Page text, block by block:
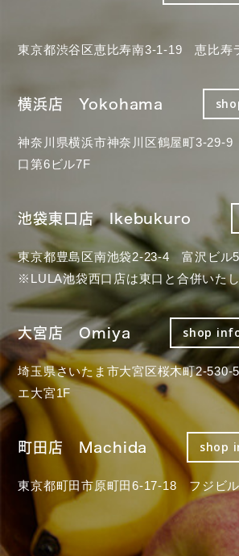
東京都渋谷区恵比寿南3-1-19 恵比寿
横浜店 Yokohama
神奈川県横浜市神奈川区鶴屋町3-29-
口第6ビル7F
池袋東口店 Ikebukuro
東京都豊島区南池袋2-23-4 富沢ビル
※LULA池袋西口店は東口と合併いたし
大宮店 Omiya shop
埼玉県さいたま市大宮区桜木町2-
エ大宮1F
町田店 Machida shop
東京都町田市原町田6-17-18 フジビ